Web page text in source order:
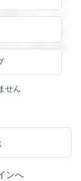
覧することが
きます。登録
ると回答を閲
せん
ンへ